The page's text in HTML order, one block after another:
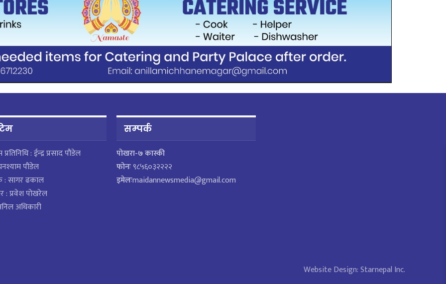
: ईन्द्र प्रसाद पौडेल
पौडेल
: सागर ढकाल
: प्रवेश पोखरेल
अधिकारी
सम्पर्क
पाेखरा-७ कास्की
फोनः९८५६०३२२२२
इमेलःmaidannewsmedia@gmail.com
Website Design:Starnepal Inc.